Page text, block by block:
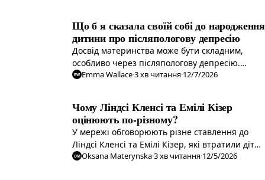
Що б я сказала своїй собі до народження
дитини про післяпологову депресію
Досвід материнства може бути складним,
особливо через післяпологову депресію.
Досліджуємо важливі поради для нових
EW Emma Wallace·3хв читання·12/7/2026
Чому Ліндсі Кленсі та Емілі Кізер
оцінюють по-різному?
У мережі обговорюють різне ставлення до
Ліндсі Кленсі та Емілі Кізер, які втратили дітей
у трагедіях. Чому одна з них отримує більше
OM Oksana Materynska·3хв читання·12/5/2026